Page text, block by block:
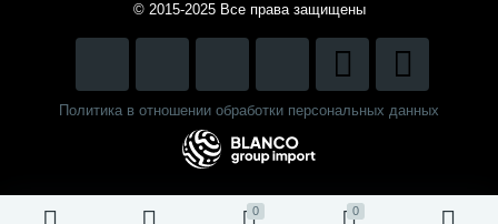
0 0
© 2015-2025 Все права защищены
Политика в отношении обработки персональных данных